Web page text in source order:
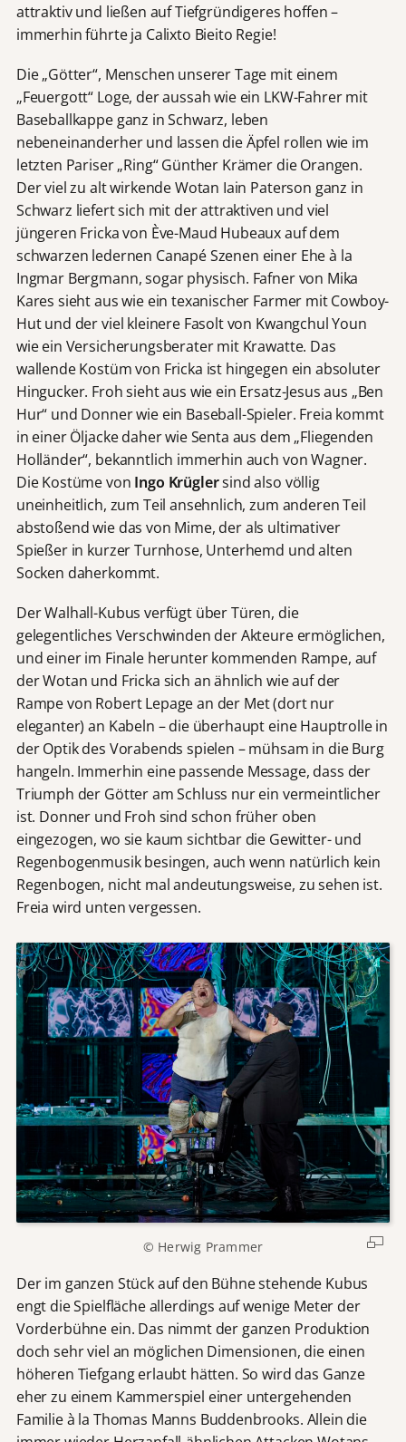
attraktiv und ließen auf Tiefgründigeres hoffen –
immerhin führte ja Calixto Bieito Regie!
Die „Götter“, Menschen unserer Tage mit einem
„Feuergott“ Loge, der aussah wie ein LKW-Fahrer mit
Baseballkappe ganz in Schwarz, leben
nebeneinanderher und lassen die Äpfel rollen wie im
letzten Pariser „Ring“ Günther Krämer die Orangen.
Der viel zu alt wirkende Wotan Iain Paterson ganz in
Schwarz liefert sich mit der attraktiven und viel
jüngeren Fricka von Ève-Maud Hubeaux auf dem
schwarzen ledernen Canapé Szenen einer Ehe à la
Ingmar Bergmann, sogar physisch. Fafner von Mika
Kares sieht aus wie ein texanischer Farmer mit Cowboy-
Hut und der viel kleinere Fasolt von Kwangchul Youn
wie ein Versicherungsberater mit Krawatte. Das
wallende Kostüm von Fricka ist hingegen ein absoluter
Hingucker. Froh sieht aus wie ein Ersatz-Jesus aus „Ben
Hur“ und Donner wie ein Baseball-Spieler. Freia kommt
in einer Öljacke daher wie Senta aus dem „Fliegenden
Holländer“, bekanntlich immerhin auch von Wagner.
Die Kostüme von Ingo Krüglersind also völlig
uneinheitlich, zum Teil ansehnlich, zum anderen Teil
abstoßend wie das von Mime, der als ultimativer
Spießer in kurzer Turnhose, Unterhemd und alten
Socken daherkommt.
Der Walhall-Kubus verfügt über Türen, die
gelegentliches Verschwinden der Akteure ermöglichen,
und einer im Finale herunter kommenden Rampe, auf
der Wotan und Fricka sich an ähnlich wie auf der
Rampe von Robert Lepage an der Met (dort nur
eleganter) an Kabeln – die überhaupt eine Hauptrolle in
der Optik des Vorabends spielen – mühsam in die Burg
hangeln. Immerhin eine passende Message, dass der
Triumph der Götter am Schluss nur ein vermeintlicher
ist. Donner und Froh sind schon früher oben
eingezogen, wo sie kaum sichtbar die Gewitter- und
Regenbogenmusik besingen, auch wenn natürlich kein
Regenbogen, nicht mal andeutungsweise, zu sehen ist.
Freia wird unten vergessen.
© Herwig Prammer
Der im ganzen Stück auf den Bühne stehende Kubus
engt die Spielfläche allerdings auf wenige Meter der
Vorderbühne ein. Das nimmt der ganzen Produktion
doch sehr viel an möglichen Dimensionen, die einen
höheren Tiefgang erlaubt hätten. So wird das Ganze
eher zu einem Kammerspiel einer untergehenden
Familie à la Thomas Manns Buddenbrooks. Allein die